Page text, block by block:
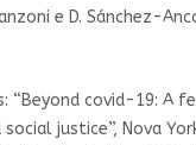
e D. Sánchez-
“Beyond covid-19: A
justice”, Nova